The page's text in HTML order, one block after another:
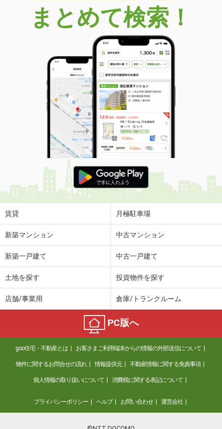
新潟県長岡市曲新町
1,599万円
住 所
新潟県長岡市曲新町
用途地域
無指定
土地面積 1972.28m²
新潟県新潟市北区長戸呂
価 格
250万円
住 所
新潟県新潟市北区長戸呂
用途地域 無指定
土地面積
470.03m²
新潟県新潟市江南区亀田水道町４
価 格
１種中高
まとめて検索！
賃貸 月極駐車場
新築マンション 中古マンション
新築一戸建て 中古一戸建て
土地を探す 投資物件を探す
店舗/事業用 倉庫/トランクルーム
PC版へ
goo住宅・不動産とは お客さまご利用端末からの情報の外部送信について
物件に関するお問合せの流れ 情報提供元 不動産情報に関する免責事項
個人情報の取り扱いについて 消費税に関する表記について
プライバシーポリシー ヘルプ お問い合わせ 運営会社